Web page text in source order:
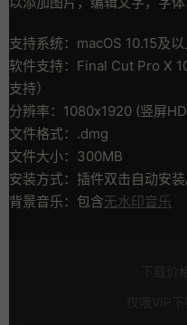
支持系统：macOS 10.15及
软件支持：Final Cut Pro X
支持）
分辨率：1080x1920 (竖屏
文件格式：.dmg
文件大小：300MB
安装方式：插件双击自动安
背景音乐：包含无水印音乐